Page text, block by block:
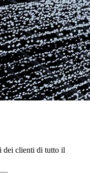
dei clienti di tutto il